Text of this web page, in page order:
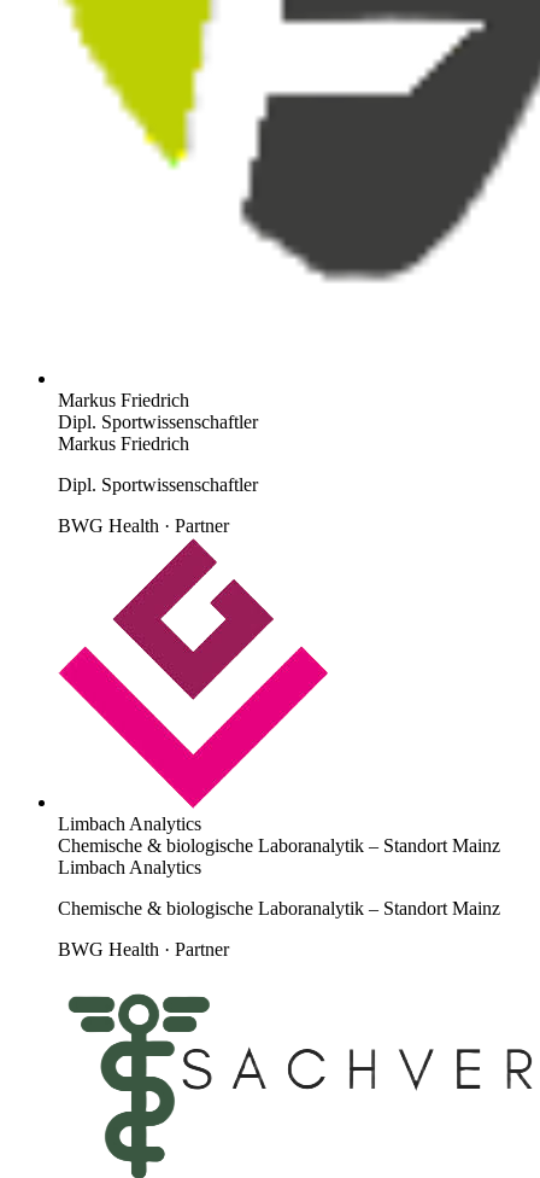
Markus Friedrich
Dipl. Sportwissenschaftler
Markus Friedrich
Dipl. Sportwissenschaftler
BWG Health · Partner
Limbach Analytics
Chemische & biologische Laboranalytik – Standort Mainz
Limbach Analytics
Chemische & biologische Laboranalytik – Standort Mainz
BWG Health · Partner